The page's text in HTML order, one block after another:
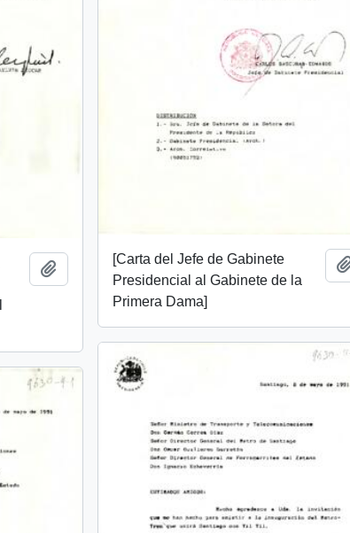
Añadir al portapapeles
[Carta del Jefe de Gabinete
Presidencial al Gabinete de la
Primera Dama]